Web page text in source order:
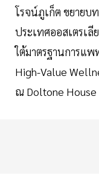
โรจน์ภูเก็ต ขยายบ
ประเทศออสเตรเลี
ใต้มาตรฐานการแ
High-Value
ณ Doltone House